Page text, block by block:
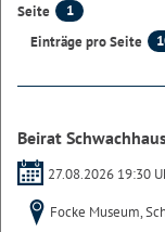
Seite
1
Einträge pro Seite
Beirat
27.08.2026 19:30
Focke Museum,